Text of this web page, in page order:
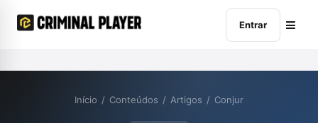
Entrar
Início / Conteúdos / Artigos / Conjur